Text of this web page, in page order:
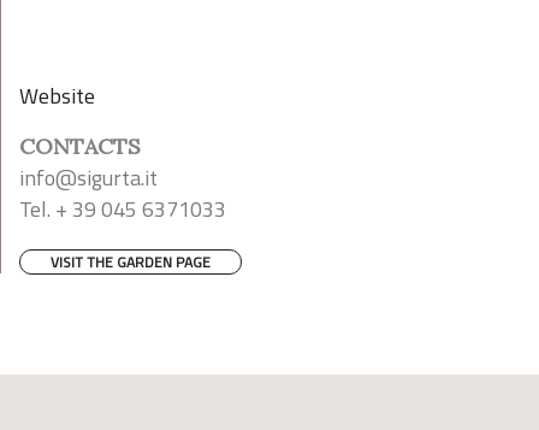
Website
CONTACTS
info@sigurta.it
Tel. + 39 045 6371033
VISIT THE GARDEN PAGE